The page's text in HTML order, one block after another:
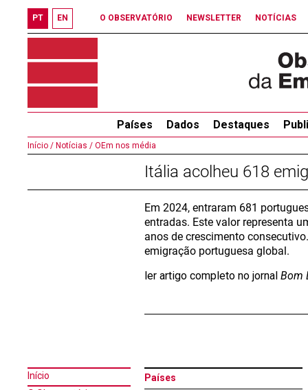
PT EN O OBSERVATÓRIO NEWSLETTER NOTÍCIAS
Países Dados Destaques
Início / Notícias / OEm nos média
Itália acolheu 618
Em 2024, entraram 681
entradas. Este valor representa
anos de crescimento
emigração portuguesa global.
ler artigo completo no jornal Bom
Início
Países